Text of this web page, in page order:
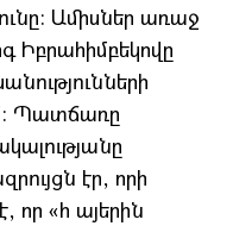
Ամիսներ առաջ
Իբրահիմբեկովը
Պատճառը
էր, որի
«հ այերին